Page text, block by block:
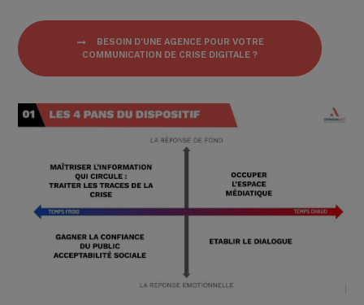
BESOIN D'UNE AGENCE POUR VOTRE
COMMUNICATION DE CRISE DIGITALE ?